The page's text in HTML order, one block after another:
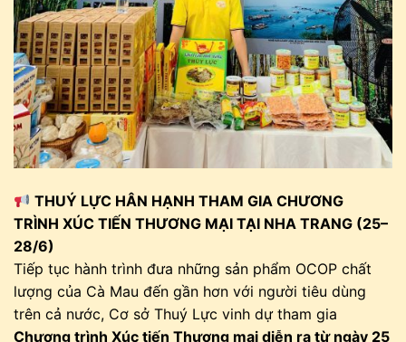
THUÝ LỰC HÂN HẠNH THAM GIA CHƯƠNG
TRÌNH XÚC TIẾN THƯƠNG MẠI TẠI NHA TRANG (25–
28/6)
Tiếp tục hành trình đưa những sản phẩm OCOP chất
lượng của Cà Mau đến gần hơn với người tiêu dùng
trên cả nước, Cơ sở Thuý Lực vinh dự tham gia
Chương trình Xúc tiến Thương mại diễn ra từ ngày 25